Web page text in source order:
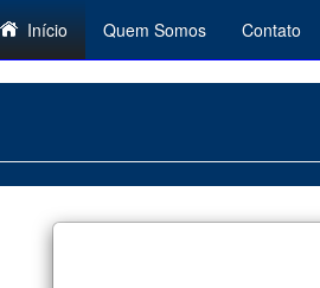
Início Quem Somos Contato